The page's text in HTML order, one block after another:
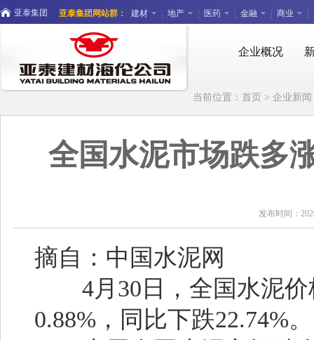
亚泰集团 亚泰集团网站群： 建材 地产 医药 金融 商业
企业概况
当前位置： 首页 > 企业新闻
全国水泥市场跌多
发布时间：
摘自：中国水泥网
4月30日，全国水泥价
0.88%，同比下跌22.74%。